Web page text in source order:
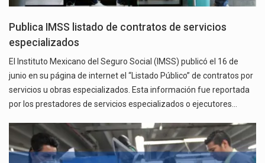
Publica IMSS listado de contratos de servicios
especializados
El Instituto Mexicano del Seguro Social (IMSS) publicó el 16 de
junio en su página de internet el “Listado Público” de contratos por
servicios u obras especializados. Esta información fue reportada
por los prestadores de servicios especializados o ejecutores…